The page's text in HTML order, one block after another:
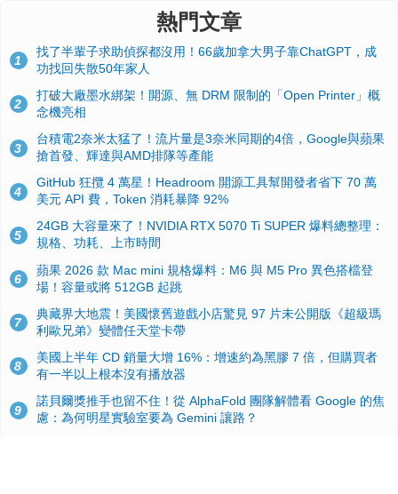
熱門文章
1
找了半輩子求助偵探都沒用！66歲加拿大男子靠ChatGPT，成
功找回失散50年家人
2
打破大廠墨水綁架！開源、無 DRM 限制的「Open Printer」概
念機亮相
3
台積電2奈米太猛了！流片量是3奈米同期的4倍，Google與蘋果
搶首發、輝達與AMD排隊等產能
4
GitHub 狂攬 4 萬星！Headroom 開源工具幫開發者省下 70 萬
美元 API 費，Token 消耗暴降 92%
5
24GB 大容量來了！NVIDIA RTX 5070 Ti SUPER 爆料總整理：
規格、功耗、上市時間
6
蘋果 2026 款 Mac mini 規格爆料：M6 與 M5 Pro 異色搭檔登
場！容量或將 512GB 起跳
7
典藏界大地震！美國懷舊遊戲小店驚見 97 片未公開版《超級瑪
利歐兄弟》變體任天堂卡帶
8
美國上半年 CD 銷量大增 16%：增速約為黑膠 7 倍，但購買者
有一半以上根本沒有播放器
9
諾貝爾獎推手也留不住！從 AlphaFold 團隊解體看 Google 的焦
慮：為何明星實驗室要為 Gemini 讓路？